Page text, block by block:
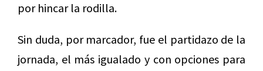
por hincar la rodilla.
Sin duda, por marcador, fue el partidazo de la
jornada, el más igualado y con opciones para